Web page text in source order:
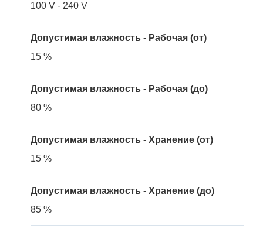
100 V - 240 V
Допустимая влажность - Рабочая (от)
15 %
Допустимая влажность - Рабочая (до)
80 %
Допустимая влажность - Хранение (от)
15 %
Допустимая влажность - Хранение (до)
85 %